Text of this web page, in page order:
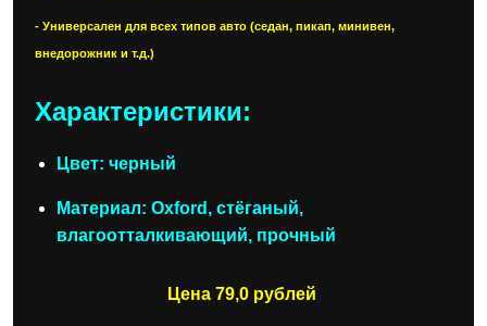
- Универсален для всех типов авто (седан, пикап, минивен,
внедорожник и т.д.)
Характеристики:
Цвет: черный
Материал: Oxford, стёганый,
влагоотталкивающий, прочный
Цена 79,0 рублей